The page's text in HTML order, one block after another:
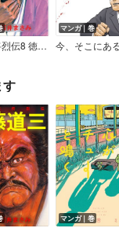
戦国武将烈伝8 徳川家康
マンガ｜巻
今、そこにあ
す
マンガ｜巻